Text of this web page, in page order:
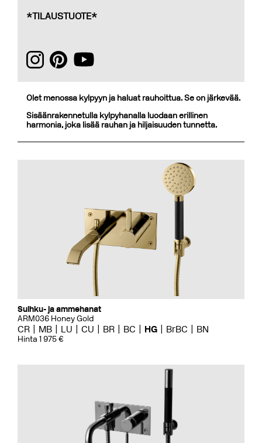
*TILAUSTUOTE*
Olet menossa kylpyyn ja haluat rauhoittua. Se on järkevää.
Sisäänrakennetulla kylpyhanalla luodaan erillinen
harmonia, joka lisää rauhan ja hiljaisuuden tunnetta.
Suihku- ja ammehanat
ARM036 Honey Gold
CR MB LU CU BR BC HG BrBC BN
Hinta 1 975 €